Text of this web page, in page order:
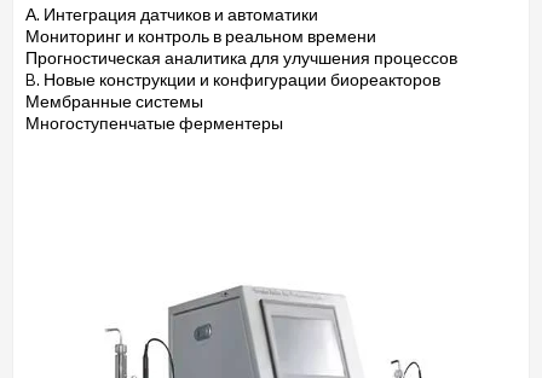
А. Интеграция датчиков и автоматики
Мониторинг и контроль в реальном времени
Прогностическая аналитика для улучшения процессов
B. Новые конструкции и конфигурации биореакторов
Мембранные системы
Многоступенчатые ферментеры